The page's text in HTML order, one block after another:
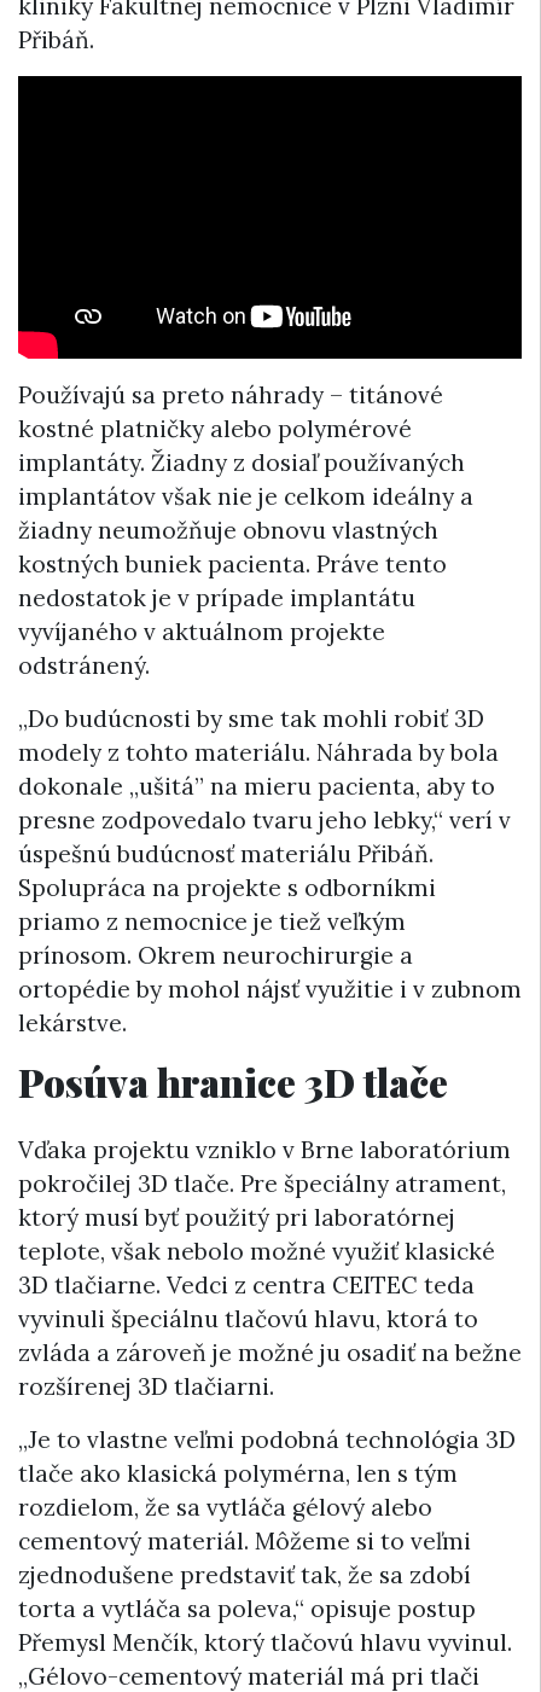
Přibáň.
Používajú sa preto náhrady – titánové
kostné platničky alebo polymérové
implantáty. Žiadny z dosiaľ používaných
implantátov však nie je celkom ideálny a
žiadny neumožňuje obnovu vlastných
kostných buniek pacienta. Práve tento
nedostatok je v prípade implantátu
vyvíjaného v aktuálnom projekte
odstránený.
„Do budúcnosti by sme tak mohli robiť 3D
modely z tohto materiálu. Náhrada by bola
dokonale „ušitá” na mieru pacienta, aby to
presne zodpovedalo tvaru jeho lebky,“ verí v
úspešnú budúcnosť materiálu Přibáň.
Spolupráca na projekte s odborníkmi
priamo z nemocnice je tiež veľkým
prínosom. Okrem neurochirurgie a
ortopédie by mohol nájsť využitie i v zubnom
lekárstve.
Posúva hranice 3D tlače
Vďaka projektu vzniklo v Brne laboratórium
pokročilej 3D tlače. Pre špeciálny atrament,
ktorý musí byť použitý pri laboratórnej
teplote, však nebolo možné využiť klasické
3D tlačiarne. Vedci z centra CEITEC teda
vyvinuli špeciálnu tlačovú hlavu, ktorá to
zvláda a zároveň je možné ju osadiť na bežne
rozšírenej 3D tlačiarni.
„Je to vlastne veľmi podobná technológia 3D
tlače ako klasická polymérna, len s tým
rozdielom, že sa vytláča gélový alebo
cementový materiál. Môžeme si to veľmi
zjednodušene predstaviť tak, že sa zdobí
torta a vytláča sa poleva,“ opisuje postup
Přemysl Menčík, ktorý tlačovú hlavu vyvinul.
„Gélovo-cementový materiál má pri tlači